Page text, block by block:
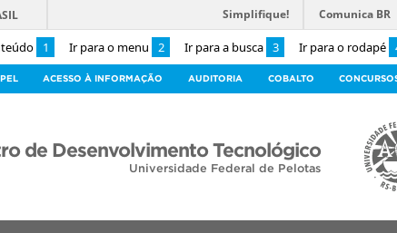
1 Ir para o menu 2 Ir para a busca 3 Ir para o rodapé
Simplifique! Comunica BR
ACESSO À INFORMAÇÃO AUDITORIA COBALTO
de Desenvolvimento Tecnológico
Universidade Federal de Pelotas